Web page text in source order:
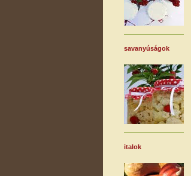
savanyúságok
italok